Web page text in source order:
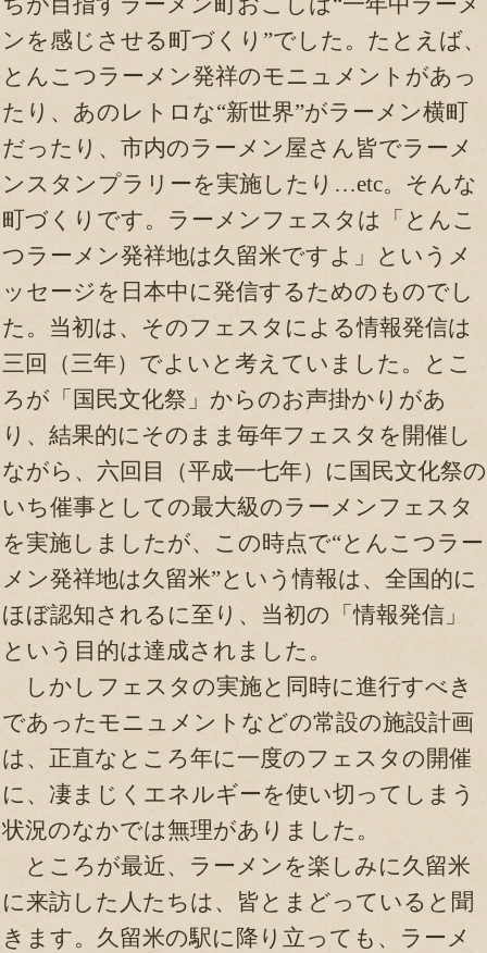
ンを感じさせる町づくり”でした。たとえば、
とんこつラーメン発祥のモニュメントがあっ
たり、あのレトロな“新世界”がラーメン横町
だったり、市内のラーメン屋さん皆でラーメ
ンスタンプラリーを実施したり…etc。そんな
町づくりです。ラーメンフェスタは「とんこ
つラーメン発祥地は久留米ですよ」というメ
ッセージを日本中に発信するためのものでし
た。当初は、そのフェスタによる情報発信は
三回（三年）でよいと考えていました。とこ
ろが「国民文化祭」からのお声掛かりがあ
り、結果的にそのまま毎年フェスタを開催し
ながら、六回目（平成一七年）に国民文化祭の
いち催事としての最大級のラーメンフェスタ
を実施しましたが、この時点で“とんこつラー
メン発祥地は久留米”という情報は、全国的に
ほぼ認知されるに至り、当初の「情報発信」
という目的は達成されました。
しかしフェスタの実施と同時に進行すべき
であったモニュメントなどの常設の施設計画
は、正直なところ年に一度のフェスタの開催
に、凄まじくエネルギーを使い切ってしまう
状況のなかでは無理がありました。
ところが最近、ラーメンを楽しみに久留米
に来訪した人たちは、皆とまどっていると聞
きます。久留米の駅に降り立っても、ラーメ